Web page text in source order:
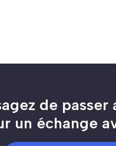
de passer
un échange